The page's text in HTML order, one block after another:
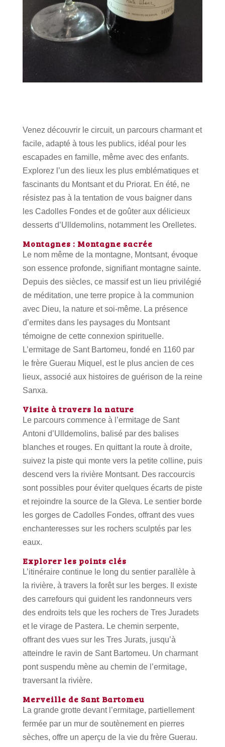
Venez découvrir le circuit, un parcours charmant et
facile, adapté à tous les publics, idéal pour les
escapades en famille, même avec des enfants.
Explorez l’un des lieux les plus emblématiques et
fascinants du Montsant et du Priorat. En été, ne
résistez pas à la tentation de vous baigner dans
les Cadolles Fondes et de goûter aux délicieux
desserts d’Ulldemolins, notamment les Orelletes.
Montagnes : Montagne sacrée
Le nom même de la montagne, Montsant, évoque
son essence profonde, signifiant montagne sainte.
Depuis des siècles, ce massif est un lieu privilégié
de méditation, une terre propice à la communion
avec Dieu, la nature et soi-même. La présence
d’ermites dans les paysages du Montsant
témoigne de cette connexion spirituelle.
L’ermitage de Sant Bartomeu, fondé en 1160 par
le frère Guerau Miquel, est le plus ancien de ces
lieux, associé aux histoires de guérison de la reine
Sanxa.
Visite à travers la nature
Le parcours commence à l’ermitage de Sant
Antoni d’Ulldemolins, balisé par des balises
blanches et rouges. En quittant la route à droite,
suivez la piste qui monte vers la petite colline, puis
descend vers la rivière Montsant. Des raccourcis
sont possibles pour éviter quelques écarts de piste
et rejoindre la source de la Gleva. Le sentier borde
les gorges de Cadolles Fondes, offrant des vues
enchanteresses sur les rochers sculptés par les
eaux.
Explorer les points clés
L’itinéraire continue le long du sentier parallèle à
la rivière, à travers la forêt sur les berges. Il existe
des carrefours qui guident les randonneurs vers
des endroits tels que les rochers de Tres Juradets
et le virage de Pastera. Le chemin serpente,
offrant des vues sur les Tres Jurats, jusqu’à
atteindre le ravin de Sant Bartomeu. Un charmant
pont suspendu mène au chemin de l’ermitage,
traversant la rivière.
Merveille de Sant Bartomeu
La grande grotte devant l’ermitage, partiellement
fermée par un mur de soutènement en pierres
sèches, offre un aperçu de la vie du frère Guerau.